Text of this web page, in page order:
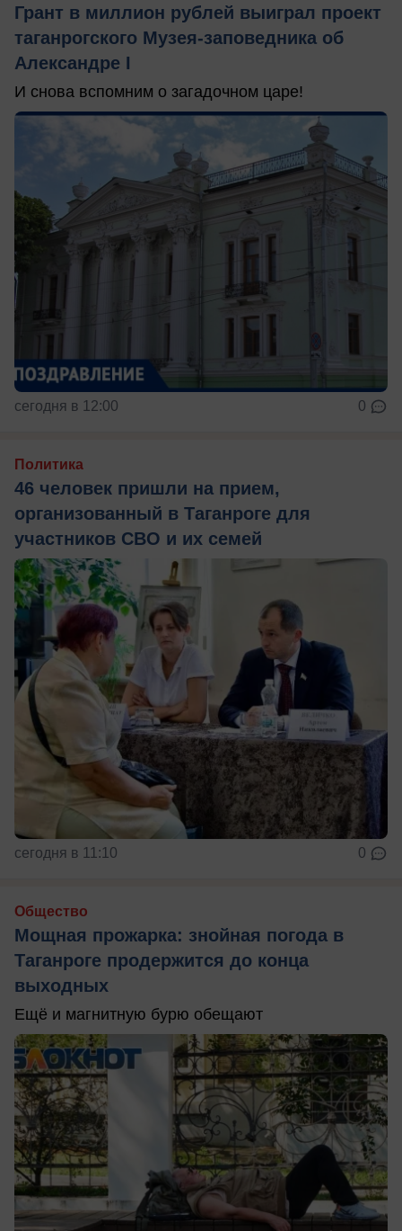
Грант в миллион рублей выиграл проект
таганрогского Музея-заповедника об
Александре I
И снова вспомним о загадочном царе!
сегодня в 12:00 0
Политика
46 человек пришли на прием,
организованный в Таганроге для
участников СВО и их семей
сегодня в 11:10 0
Общество
Мощная прожарка: знойная погода в
Таганроге продержится до конца
выходных
Ещё и магнитную бурю обещают